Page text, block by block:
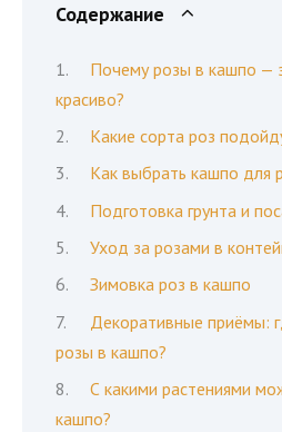
Содержание
Почему розы в кашпо —
красиво?
Какие сорта роз
Как выбрать кашпо для
Подготовка грунта и
Уход за розами в
Зимовка роз в кашпо
Декоративные приёмы:
розы в кашпо?
С какими растениями
кашпо?